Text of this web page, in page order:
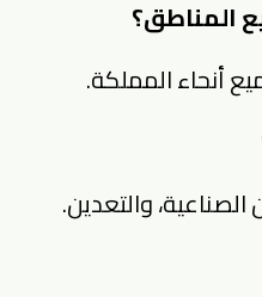
المناطق؟
أنحاء المملكة.
الصناعية، والتعدين.